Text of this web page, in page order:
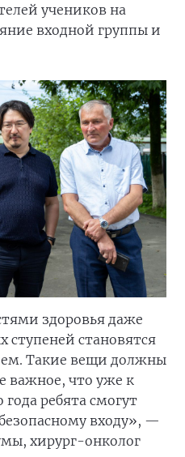
учеников на
входной группы и
здоровья даже
ступеней становятся
Такие вещи должны
важное, что уже к
года ребята смогут
входу», —
хирург-онколог